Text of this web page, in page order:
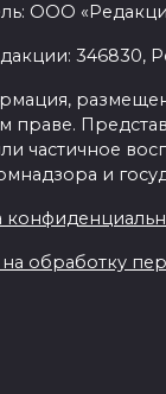
ООО
346830,
праве.
частичное
и
на обработку